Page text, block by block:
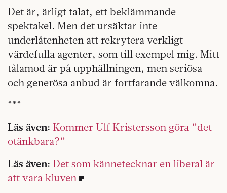
Det är, ärligt talat, ett beklämmande
spektakel. Men det ursäktar inte
underlåtenheten att rekrytera verkligt
värdefulla agenter, som till exempel mig. Mitt
tålamod är på upphällningen, men seriösa
och generösa anbud är fortfarande välkomna.
***
Läs även: Kommer Ulf Kristersson göra ”det
otänkbara?”
Läs även: Det som kännetecknar en liberal är
att vara kluven